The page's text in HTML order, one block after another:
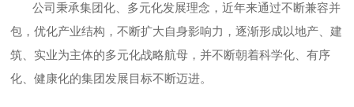
公司秉承集团化、多元化发展理念，近年来通过不断兼容并
包，优化产业结构，不断扩大自身影响力，逐渐形成以地产、建
筑、实业为主体的多元化战略航母，并不断朝着科学化、有序
化、健康化的集团发展目标不断迈进。